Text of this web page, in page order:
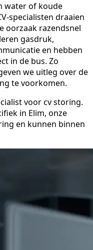
water of koude
specialisten draaien
oorzaak razendsnel
gasdruk,
en hebben
in de bus. Zo
we uitleg over de
te voorkomen.
voor cv storing.
in Elim, onze
en kunnen binnen